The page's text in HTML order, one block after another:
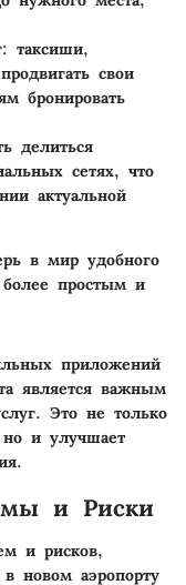
: таксиши,
свои
бронировать
делиться
сетях, что
актуальной
в мир удобного
простым и
приложений
является важным
Это не только
и улучшает
и Риски
и рисков,
новом аэропорту